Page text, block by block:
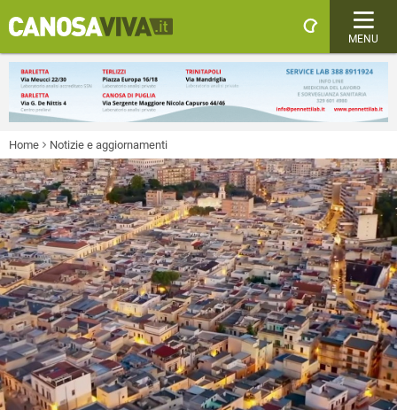
MENU
Home Notizie e aggiornamenti